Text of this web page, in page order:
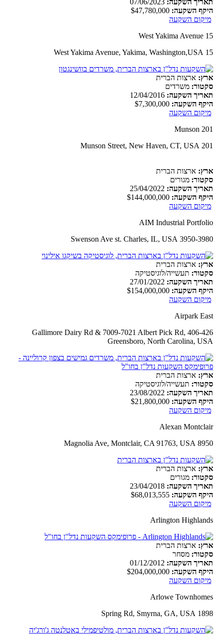
היקף השקעה:
מיקום השקעה
15 West Yakima Avenue
15 West Yakima Avenue, Yakima, Washington,USA
ארץ: ארצות הברית
סקטור: משרדים
תאריך השקעה:
היקף השקעה:
מיקום השקעה
201 Munson
201 Munson Street, New Haven, CT, USA
ארץ: ארצות הברית
סקטור: מגורים
תאריך השקעה:
היקף השקעה:
מיקום השקעה
AIM Industrial Portfolio
3950-3980 Swenson Ave st. Charles, IL, USA
ארץ: ארצות הברית
סקטור: תעשייה/לוגיסטיקה
תאריך השקעה:
היקף השקעה:
מיקום השקעה
Airpark East
406-426 Gallimore Dairy Rd & 7009-7021 Albert Pick Rd,
Greensboro, North Carolina, USA
ארץ: ארצות הברית
סקטור: תעשייה/לוגיסטיקה
תאריך השקעה:
היקף השקעה:
מיקום השקעה
Alexan Montclair
8950 Magnolia Ave, Montclair, CA 91763, USA
ארץ: ארצות הברית
סקטור: מגורים
תאריך השקעה:
היקף השקעה:
מיקום השקעה
Arlington Highlands
ארץ: ארצות הברית
סקטור: מסחר
תאריך השקעה:
היקף השקעה:
מיקום השקעה
Arlowe Townhomes
1898 Spring Rd, Smyrna, GA, USA